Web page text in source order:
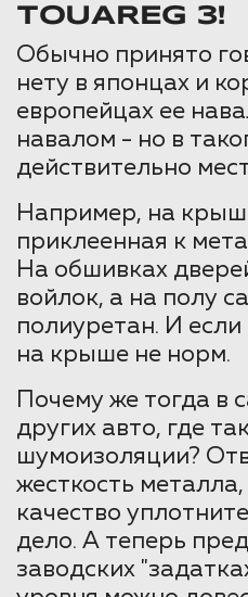
TOUAREG 3!
Обычно принято
нету в японцах и
европейцах ее
навалом - но в
действительно
Например, на
приклеенная к
На обшивках
войлок, а на полу
полиуретан. И
на крыше не норм.
Почему же тогда в
других авто, где
шумоизоляции?
жесткость
качество
дело. А теперь
заводских